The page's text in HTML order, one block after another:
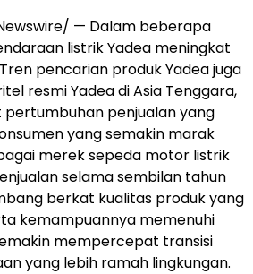
— Dalam beberapa
listrik Yadea meningkat
pencarian produk Yadea juga
resmi Yadea di Asia Tenggara,
penjualan yang
yang semakin marak
merek sepeda motor listrik
selama sembilan tahun
berkat kualitas produk yang
kemampuannya memenuhi
mempercepat transisi
yang lebih ramah lingkungan.